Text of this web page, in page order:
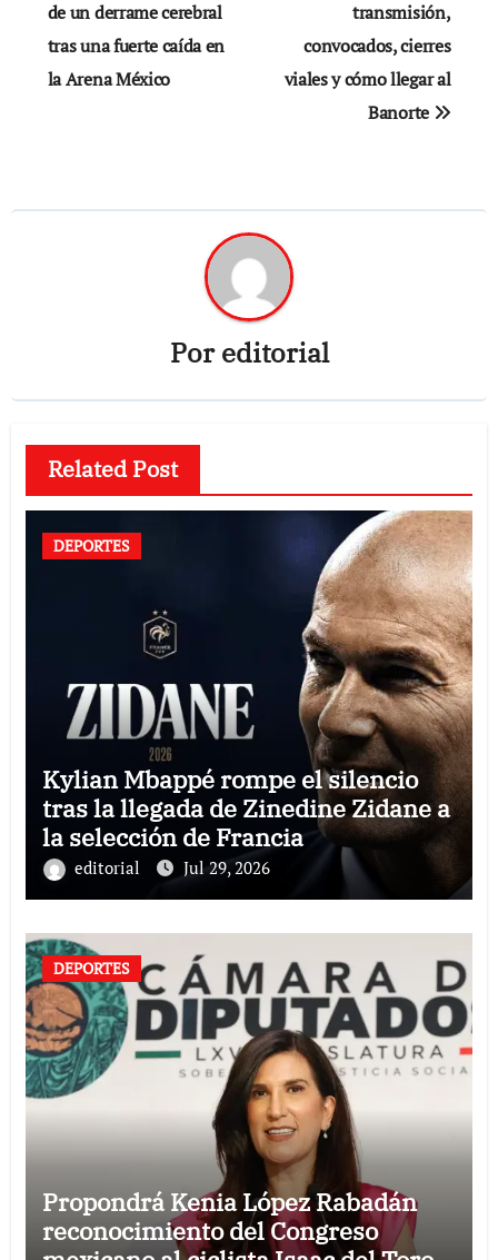
entradas
de un derrame cerebral
tras una fuerte caída en
la Arena México
transmisión,
convocados, cierres
viales y cómo llegar al
Banorte
Poreditorial
Related Post
DEPORTES
Kylian Mbappé rompe el silencio
tras la llegada de Zinedine Zidane a
la selección de Francia
editorial Jul 29, 2026
DEPORTES
Propondrá Kenia López Rabadán
reconocimiento del Congreso